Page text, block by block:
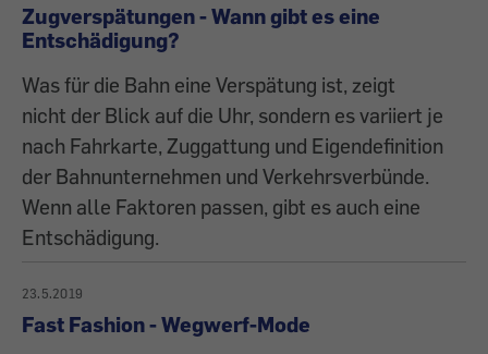
Zugverspätungen - Wann gibt es eine
Entschädigung?
Was für die Bahn eine Verspätung ist, zeigt
nicht der Blick auf die Uhr, sondern es variiert je
nach Fahrkarte, Zuggattung und Eigendefinition
der Bahnunternehmen und Verkehrsverbünde.
Wenn alle Faktoren passen, gibt es auch eine
Entschädigung.
23.5.2019
Fast Fashion - Wegwerf-Mode